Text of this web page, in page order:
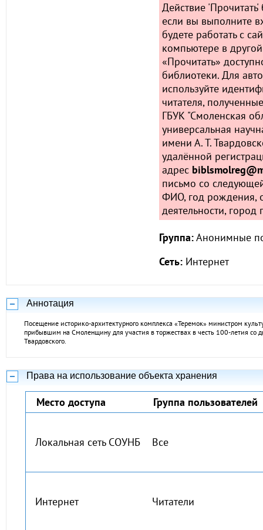
Действие 'Прочитать'
если вы выполните
будете работать с
компьютере в
«Прочитать»
библиотеки. Для
используйте
читателя,
ГБУК "Смоленская
универсальная
имени А. Т.
удалённой
адрес
письмо со
ФИО, год рождения,
деятельности,
Группа:Анонимные
Сеть: Интернет
Аннотация
Посещение историко-архитектурного комплекса «Теремок» министром
прибывшим на Смоленщину для участия в торжествах в честь 100-летия со
Твардовского.
Права на использование объекта хранения
Место доступа Группа пользователей
Локальная сеть СОУНБ Все
Интернет Читатели